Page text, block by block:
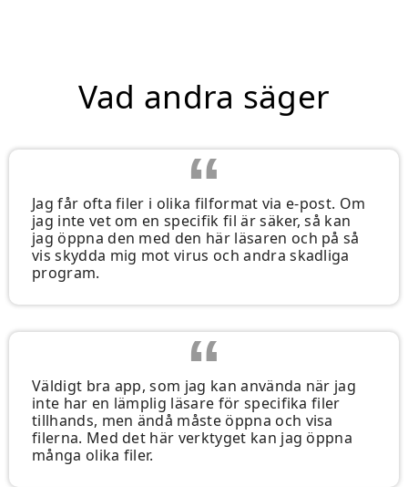
Vad andra säger
Jag får ofta filer i olika filformat via e-post. Om
jag inte vet om en specifik fil är säker, så kan
jag öppna den med den här läsaren och på så
vis skydda mig mot virus och andra skadliga
program.
Väldigt bra app, som jag kan använda när jag
inte har en lämplig läsare för specifika filer
tillhands, men ändå måste öppna och visa
filerna. Med det här verktyget kan jag öppna
många olika filer.